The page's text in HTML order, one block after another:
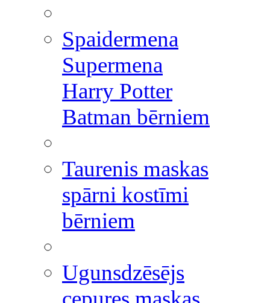
Spaidermena
Supermena
Harry Potter
Batman bērniem
Taurenis maskas
spārni kostīmi
bērniem
Ugunsdzēsējs